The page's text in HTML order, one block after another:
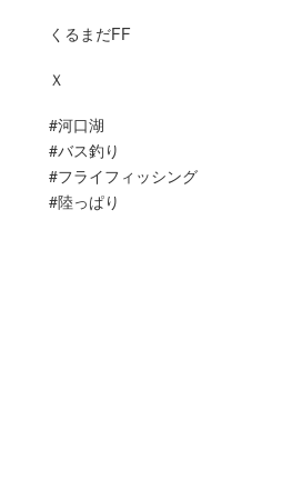
くるまだFF
Ｘ
#河口湖
#バス釣り
#フライフィッシング
#陸っぱり